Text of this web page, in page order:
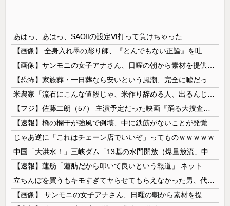
あはっ、あはっ、SAOⅡの設定Ⅵ打って負けちゃった…
じゃあ逆に「これはチェーン店でいいぞ」ってものｗｗｗｗｗ